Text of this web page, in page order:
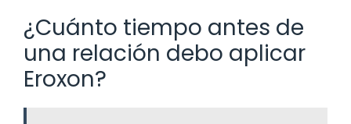
¿Cuánto tiempo antes de
una relación debo aplicar
Eroxon?